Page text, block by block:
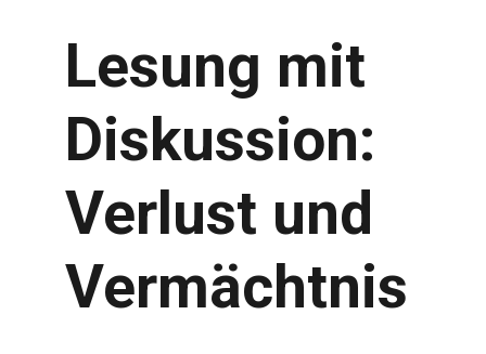
Lesung mit
Diskussion:
Verlust und
Vermächtnis